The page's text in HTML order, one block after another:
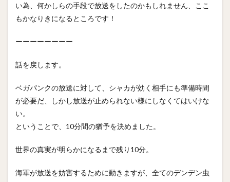
い為、何かしらの手段で放送をしたのかもしれません、ここ
もかなりきになるところです！
ーーーーーーーー
話を戻します。
ベガパンクの放送に対して、シャカが効く相手にも準備時間
が必要だ、しかし放送が止められない様にしなくてはいけな
い。
ということで、10分間の猶予を決めました。
世界の真実が明らかになるまで残り10分。
海軍が放送を妨害するために動きますが、全てのデンデン虫